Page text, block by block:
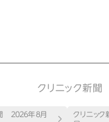
クリニック新聞
２０２６年８月
クリニック